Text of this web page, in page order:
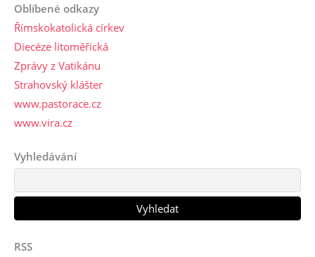
Oblíbené odkazy
Římskokatolická církev
Diecéze litoměřická
Zprávy z Vatikánu
Strahovský klášter
www.pastorace.cz
www.vira.cz
Vyhledávání
RSS